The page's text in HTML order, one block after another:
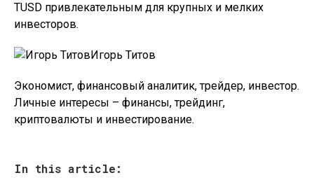
TUSD привлекательным для крупных и мелких
инвесторов.
Игорь Титов
Экономист, финансовый аналитик, трейдер, инвестор.
Личные интересы – финансы, трейдинг,
криптовалюты и инвестирование.
In this article: